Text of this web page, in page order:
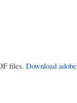
files. Download